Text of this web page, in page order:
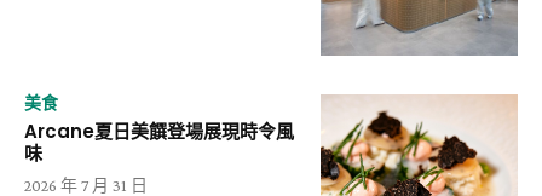
美食
Arcane夏日美饌登場展現時令風
味
2026 年 7 月 31 日